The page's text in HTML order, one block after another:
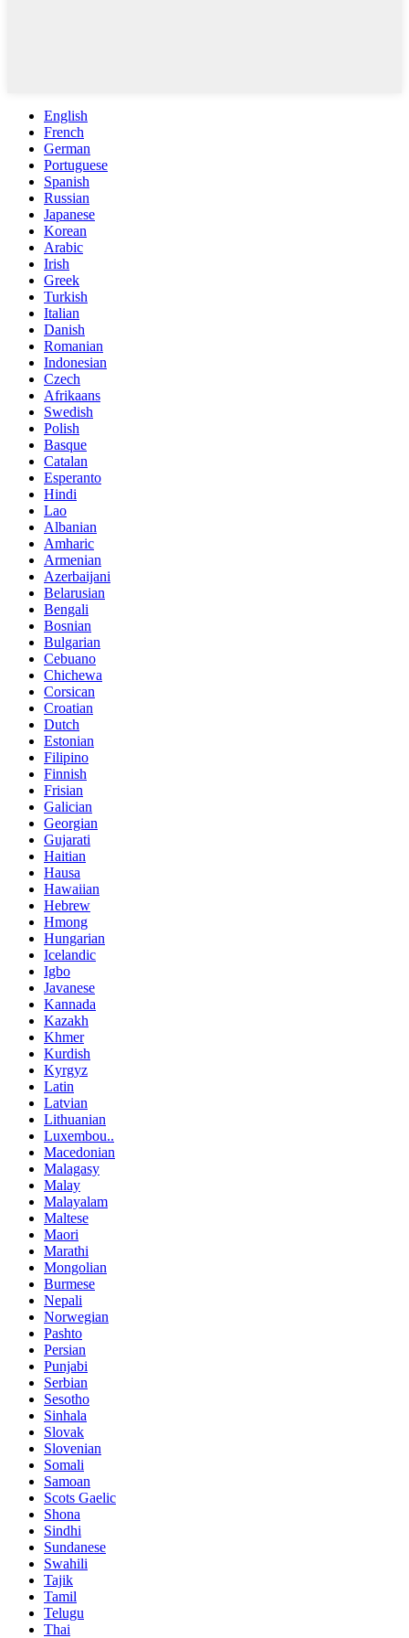
English
French
German
Portuguese
Spanish
Russian
Japanese
Korean
Arabic
Irish
Greek
Turkish
Italian
Danish
Romanian
Indonesian
Czech
Afrikaans
Swedish
Polish
Basque
Catalan
Esperanto
Hindi
Lao
Albanian
Amharic
Armenian
Azerbaijani
Belarusian
Bengali
Bosnian
Bulgarian
Cebuano
Chichewa
Corsican
Croatian
Dutch
Estonian
Filipino
Finnish
Frisian
Galician
Georgian
Gujarati
Haitian
Hausa
Hawaiian
Hebrew
Hmong
Hungarian
Icelandic
Igbo
Javanese
Kannada
Kazakh
Khmer
Kurdish
Kyrgyz
Latin
Latvian
Lithuanian
Luxembou..
Macedonian
Malagasy
Malay
Malayalam
Maltese
Maori
Marathi
Mongolian
Burmese
Nepali
Norwegian
Pashto
Persian
Punjabi
Serbian
Sesotho
Sinhala
Slovak
Slovenian
Somali
Samoan
Scots Gaelic
Shona
Sindhi
Sundanese
Swahili
Tajik
Tamil
Telugu
Thai